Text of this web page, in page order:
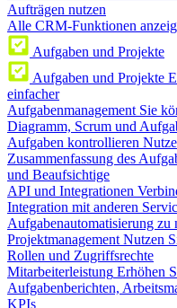
Aufträgen nutzen
Alle CRM-Funktionen
Aufgaben und Projekte
Aufgaben und Projekte
einfacher
Aufgabenmanagement Sie
Diagramm, Scrum und
Aufgaben kontrollieren
Zusammenfassung des
und Beaufsichtige
API und Integrationen
Integration mit anderen
Aufgabenautomatisierung zu
Projektmanagement Nutzen
Rollen und Zugriffsrechte
Mitarbeiterleistung Erhöhen
Aufgabenberichten,
KPIs